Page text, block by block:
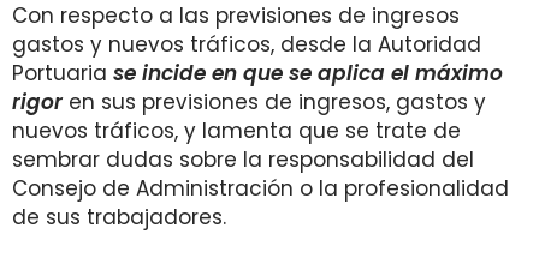
Con respecto a las previsiones de ingresos
gastos y nuevos tráficos, desde la Autoridad
Portuaria se incide en que se aplica el máximo
rigor en sus previsiones de ingresos, gastos y
nuevos tráficos, y lamenta que se trate de
sembrar dudas sobre la responsabilidad del
Consejo de Administración o la profesionalidad
de sus trabajadores.